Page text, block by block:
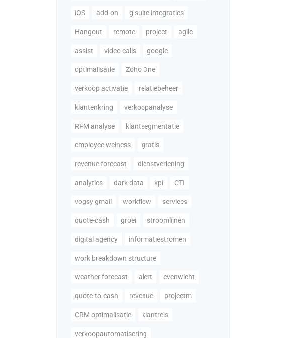
iOS add-on g suite integraties
Hangout remote project agile
assist video calls google
optimalisatie Zoho One
verkoop activatie relatiebeheer
klantenkring verkoopanalyse
RFM analyse klantsegmentatie
employee welness gratis
revenue forecast dienstverlening
analytics dark data kpi CTI
vogsy gmail workflow services
quote-cash groei stroomlijnen
digital agency informatiestromen
work breakdown structure
weather forecast alert evenwicht
quote-to-cash revenue projectm
CRM optimalisatie klantreis
verkoopautomatisering